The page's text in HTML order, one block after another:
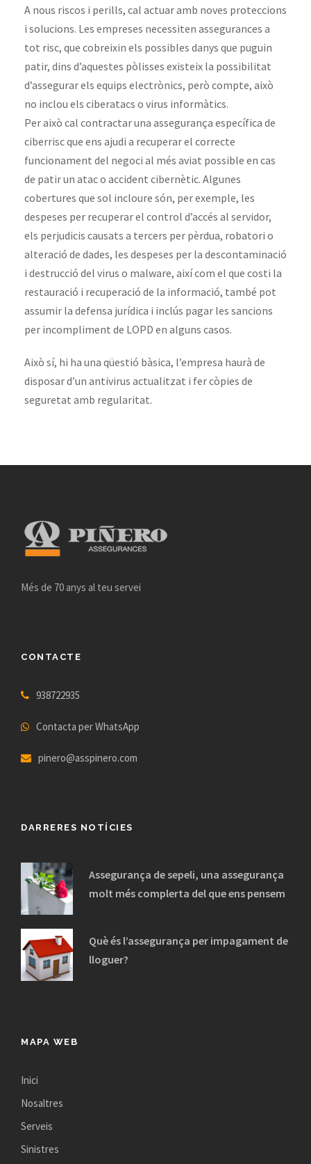
A nous riscos i perills, cal actuar amb noves proteccions
i solucions. Les empreses necessiten assegurances a
tot risc, que cobreixin els possibles danys que puguin
patir, dins d’aquestes pòlisses existeix la possibilitat
d’assegurar els equips electrònics, però compte, això
no inclou els ciberatacs o virus informàtics.
Per això cal contractar una assegurança específica de
ciberrisc que ens ajudi a recuperar el correcte
funcionament del negoci al més aviat possible en cas
de patir un atac o accident cibernètic. Algunes
cobertures que sol incloure són, per exemple, les
despeses per recuperar el control d’accés al servidor,
els perjudicis causats a tercers per pèrdua, robatori o
alteració de dades, les despeses per la descontaminació
i destrucció del virus o malware, així com el que costi la
restauració i recuperació de la informació, també pot
assumir la defensa jurídica i inclús pagar les sancions
per incompliment de LOPD en alguns casos.
Això sí, hi ha una qüestió bàsica, l’empresa haurà de
disposar d’un antivirus actualitzat i fer còpies de
seguretat amb regularitat.
Més de 70 anys al teu servei
CONTACTE
938722935
Contacta per WhatsApp
pinero@asspinero.com
DARRERES NOTÍCIES
Assegurança de sepeli, una assegurança
molt més complerta del que ens pensem
Què és l’assegurança per impagament de
lloguer?
MAPA WEB
Inici
Nosaltres
Serveis
Sinistres